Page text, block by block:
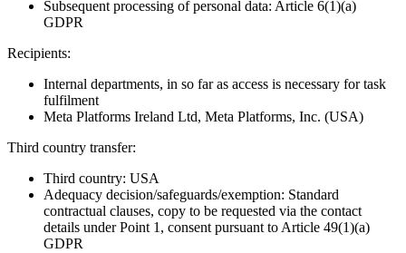
Subsequent processing of personal data: Article 6(1)(a)
GDPR
Recipients:
Internal departments, in so far as access is necessary for task
fulfilment
Meta Platforms Ireland Ltd, Meta Platforms, Inc. (USA)
Third country transfer:
Third country: USA
Adequacy decision/safeguards/exemption: Standard
contractual clauses, copy to be requested via the contact
details under Point 1, consent pursuant to Article 49(1)(a)
GDPR